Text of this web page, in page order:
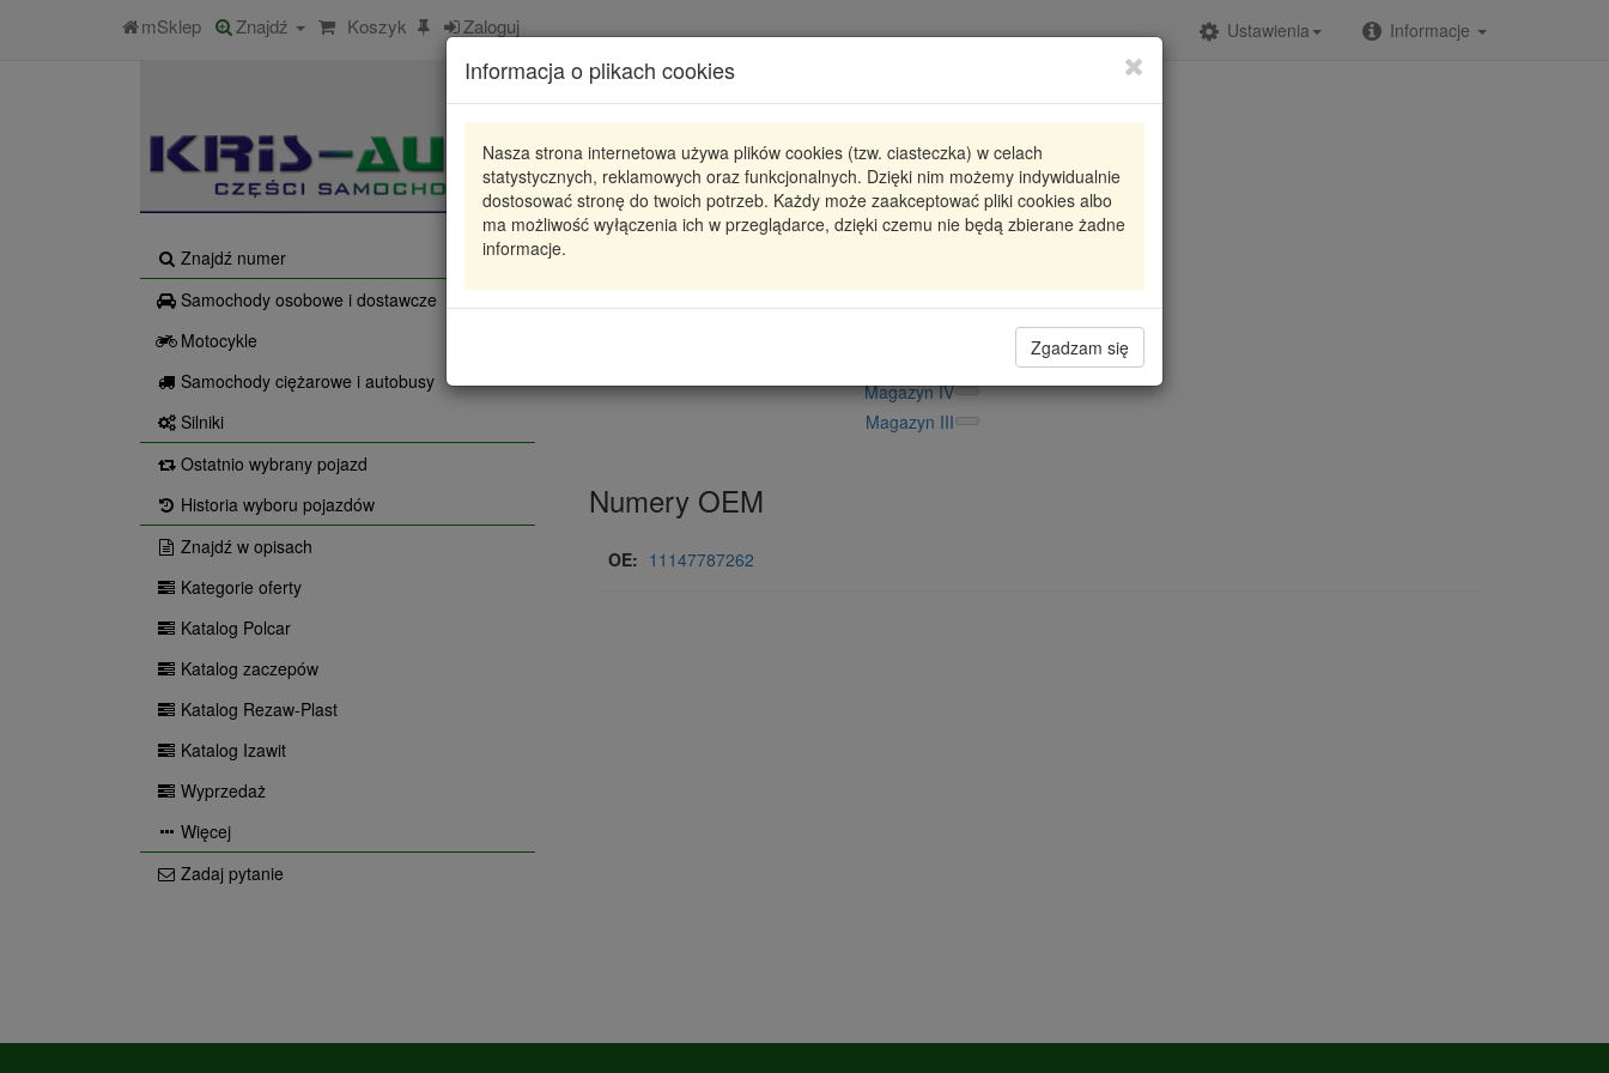
mSklep Znajdź Koszyk Zaloguj Informacje
Ustawienia
Informacja o plikach cookies
Nasza strona internetowa używa plików cookies (tzw. ciasteczka) w celach
statystycznych, reklamowych oraz funkcjonalnych. Dzięki nim możemy indywidualnie
dostosować stronę do twoich potrzeb. Każdy może zaakceptować pliki cookies albo
ma możliwość wyłączenia ich w przeglądarce, dzięki czemu nie będą zbierane żadne
informacje.
Zgadzam się
Znajdź numer
Samochody osobowe i dostawcze
Motocykle
Samochody ciężarowe i autobusy
Silniki
Ostatnio wybrany pojazd
Historia wyboru pojazdów
Znajdź w opisach
Kategorie oferty
Katalog Polcar
Katalog zaczepów
Katalog Rezaw-Plast
Katalog Izawit
Wyprzedaż
Więcej
Zadaj pytanie
Karta produktu
81-90032-00 REINZ
SIMMERING WAŁU Z OBUDOWĄ BMW
Radzyń 0
Magazyn IV
Magazyn III
Numery OEM
OE: 11147787262